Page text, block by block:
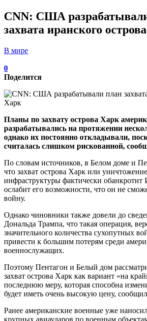
CNN: США
захвата иранского
В мире
0
Поделится
Планы по захвату острова Харк
разрабатывались на протяжении
однако их постоянно откладывали,
считалась слишком рискованной,
По словам источников, в Белом доме и
что захват острова Харк или
инфраструктуры фактически обанкротит
ослабит его возможности, что он не
войну.
Однако чиновники также довели до
Дональда Трампа, что такая операция,
значительного количества сухопутных
привести к большим потерям среди
военнослужащих.
Поэтому Пентагон и Белый дом
захват острова Харк как вариант «на
последнюю меру, которая способна
будет иметь очень высокую цену,
Ранее американские военные уже
крупных авиаударов по военным